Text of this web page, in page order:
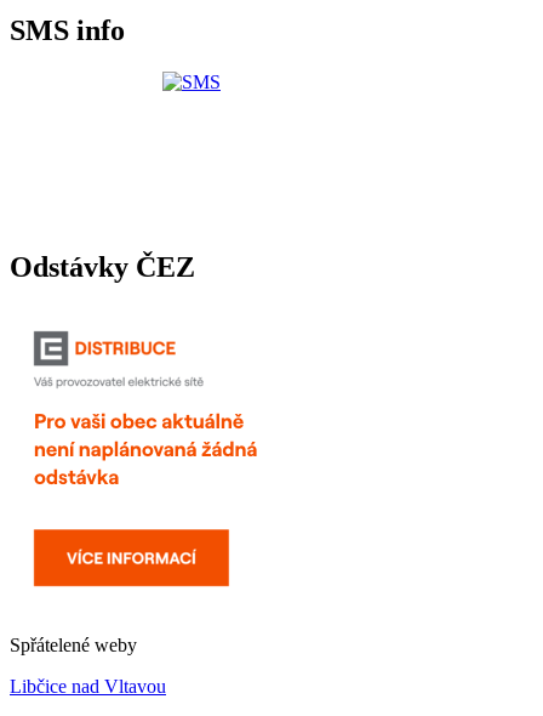
SMS info
Odstávky ČEZ
Spřátelené weby
Libčice nad Vltavou